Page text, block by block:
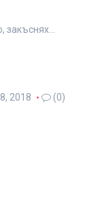
закъснях…
2018 (0)